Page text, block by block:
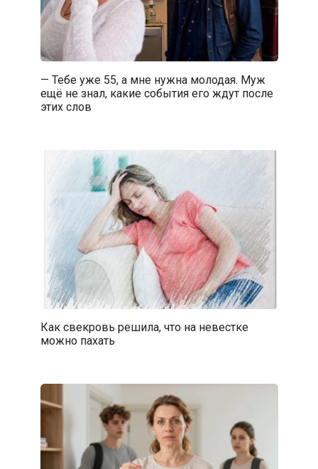
— Тебе уже 55, а мне нужна молодая. Муж
ещё не знал, какие события его ждут после
этих слов
Как свекровь решила, что на невестке
можно пахать